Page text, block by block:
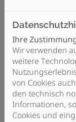
Ihre
Wir verwenden
weitere
von Cookies
den technisch
Informationen,
Cookies und